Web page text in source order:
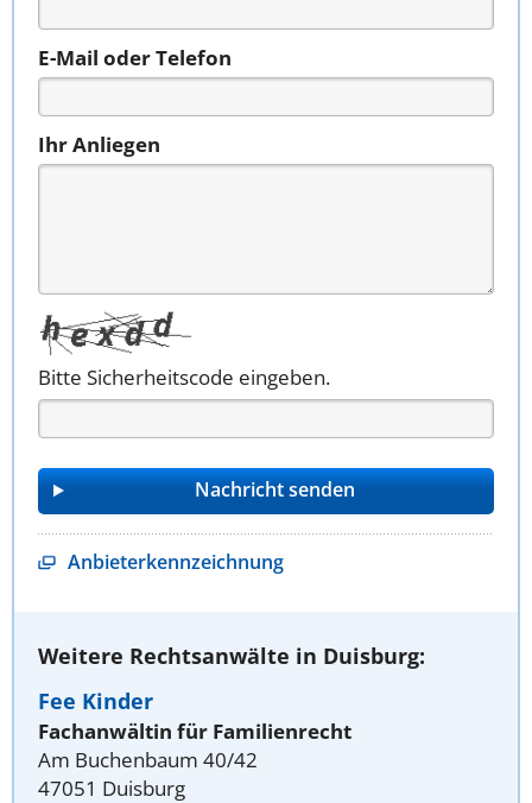
E-Mail oder Telefon
Ihr Anliegen
Bitte Sicherheitscode eingeben.
Anbieterkennzeichnung
Weitere Rechtsanwälte in Duisburg:
Fee Kinder
Fachanwältin für Familienrecht
Am Buchenbaum 40/42
47051 Duisburg